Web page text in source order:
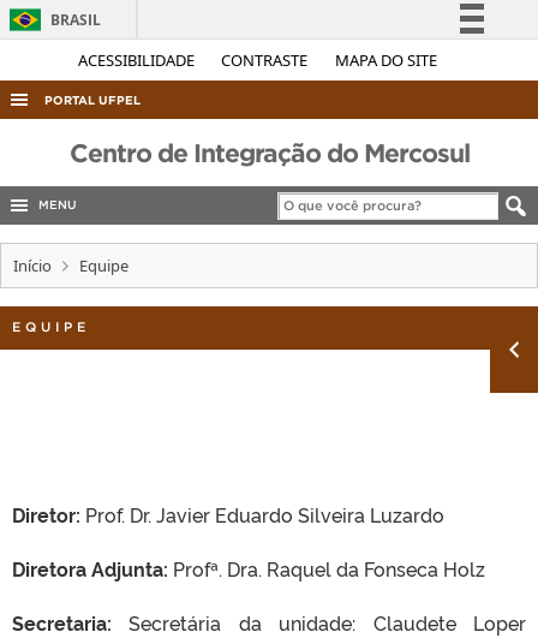
ACESSIBILIDADE CONTRASTE MAPA DO SITE
BRASIL
Simplifique!
Acesso à informação
Legislação
Canais
PORTAL UFPEL
ACESSO À INFORMAÇÃO
COBALTO
CONCURSOS
EDITAIS
Centro de Integração do Mercosul
MENU
Início Equipe
EQUIPE
Diretor: Prof. Dr. Javier Eduardo Silveira Luzardo
Diretora Adjunta: Profª. Dra. Raquel da Fonseca Holz
Secretaria:Secretária da unidade: Claudete Loper